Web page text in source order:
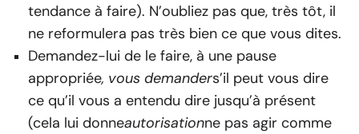
tendance à faire). N’oubliez pas que, très tôt, il
ne reformulera pas très bien ce que vous dites.
Demandez-lui de le faire, à une pause
appropriée, vous demanders’il peut vous dire
ce qu’il vous a entendu dire jusqu’à présent
(cela lui donneautorisationne pas agir comme